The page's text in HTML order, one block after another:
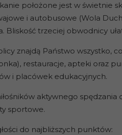
położone jest w świetnie
i autobusowe (Wola
Bliskość trzeciej obwodnicy
znajdą Państwo wszystko,
restauracje, apteki oraz
i placówek edukacyjnych.
aktywnego
sportowe.
do najbliższych punktów: